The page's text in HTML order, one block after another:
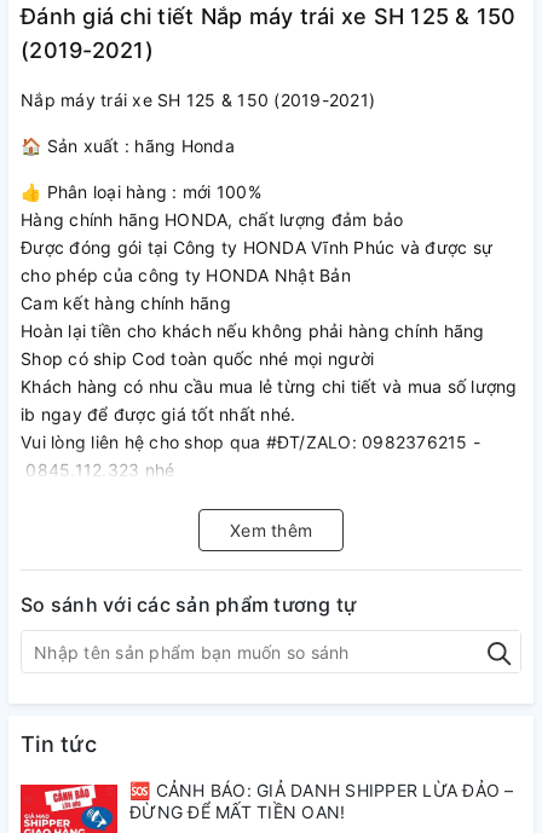
Đánh giá chi tiết Nắp máy trái xe SH 125 & 150
(2019-2021)
Nắp máy trái xe SH 125 & 150 (2019-2021)
🏠 Sản xuất : hãng Honda
👍 Phân loại hàng : mới 100%
Hàng chính hãng HONDA, chất lượng đảm bảo
Được đóng gói tại Công ty HONDA Vĩnh Phúc và được sự
cho phép của công ty HONDA Nhật Bản
Cam kết hàng chính hãng
Hoàn lại tiền cho khách nếu không phải hàng chính hãng
Shop có ship Cod toàn quốc nhé mọi người
Khách hàng có nhu cầu mua lẻ từng chi tiết và mua số lượng
ib ngay để được giá tốt nhất nhé.
Vui lòng liên hệ cho shop qua #ĐT/ZALO: 0982376215 -
0845.112.323 nhé
đặt hàng để mua được sản phẩm ưng ý nhất. Tránh hủy đơn
gây thiệt hại cho shop và đơn vị vận chuyển ! Shop sẽ phản
#facebook:
https://www.facebook.com/Khophutungchinhhang
#Địa chỉ: số 88-tổ 8-TT Đông Anh-Hà Nội
Xem thêm
So sánh với các sản phẩm tương tự
Tin tức
🆘 CẢNH BÁO: GIẢ DANH SHIPPER LỪA ĐẢO –
ĐỪNG ĐỂ MẤT TIỀN OAN!